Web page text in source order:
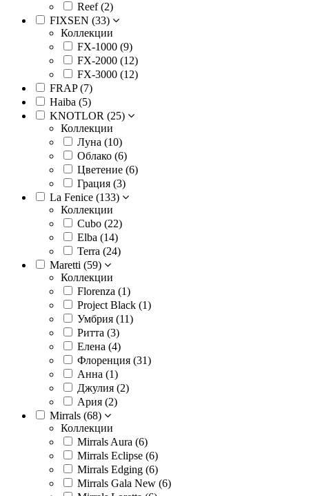
Reef (2)
FIXSEN (33)
Коллекции
FX-1000 (9)
FX-2000 (12)
FX-3000 (12)
FRAP (7)
Haiba (5)
KNOTLOR (25)
Коллекции
Луна (10)
Облако (6)
Цветение (6)
Грация (3)
La Fenice (133)
Коллекции
Cubo (22)
Elba (14)
Terra (24)
Maretti (59)
Коллекции
Florenza (1)
Project Black (1)
Умбрия (11)
Ритта (3)
Елена (4)
Флоренция (31)
Анна (1)
Джулия (2)
Ария (2)
Mirrals (68)
Коллекции
Mirrals Aura (6)
Mirrals Eclipse (6)
Mirrals Edging (6)
Mirrals Gala New (6)